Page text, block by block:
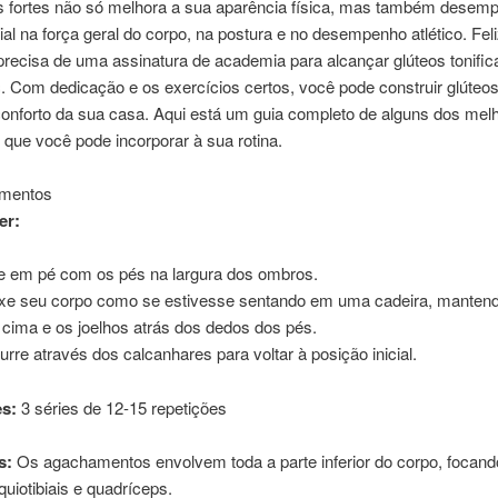
fortes não só melhora a sua aparência física, mas também
na força geral do corpo, na postura e no desempenho atlético.
de uma assinatura de academia para alcançar glúteos
Com dedicação e os exercícios certos, você pode construir
da sua casa. Aqui está um guia completo de alguns dos
você pode incorporar à sua rotina.
em pé com os pés na largura dos ombros.
seu corpo como se estivesse sentando em uma cadeira,
e os joelhos atrás dos dedos dos pés.
através dos calcanhares para voltar à posição inicial.
3 séries de 12-15 repetições
Os agachamentos envolvem toda a parte inferior do corpo,
e quadríceps.